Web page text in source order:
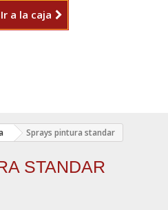
Ir a la caja
Sprays pintura standar
STANDAR